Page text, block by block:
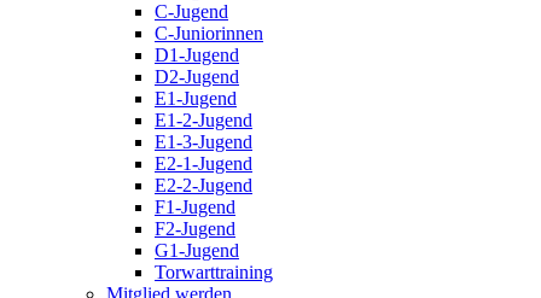
C-Jugend
C-Juniorinnen
D1-Jugend
D2-Jugend
E1-Jugend
E1-2-Jugend
E1-3-Jugend
E2-1-Jugend
E2-2-Jugend
F1-Jugend
F2-Jugend
G1-Jugend
Torwarttraining
Mitglied werden